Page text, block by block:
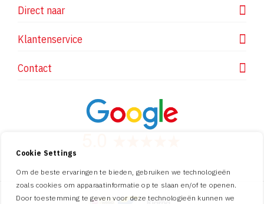
Direct naar
Klantenservice
Contact
Cookie Settings
Om de beste ervaringen te bieden, gebruiken we technologieën
zoals cookies om apparaatinformatie op te slaan en/of te openen.
Door toestemming te geven voor deze technologieën kunnen we